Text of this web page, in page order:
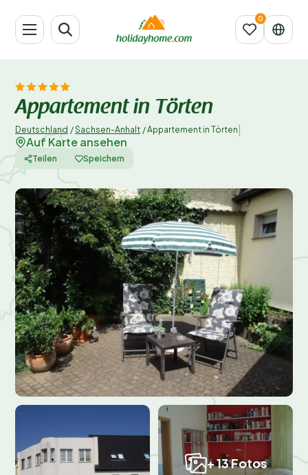
Appartement in Törten
Deutschland /Sachsen-Anhalt /Appartement in Törten
Auf Karte ansehen
Teilen Speichern
+ 13 Fotos